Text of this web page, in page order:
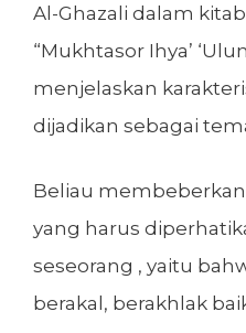
Al-Ghazali dalam
“Mukhtasor Ihya’
menjelaskan
dijadikan sebagai
Beliau
yang harus
seseorang , yaitu
berakal, berakhlak